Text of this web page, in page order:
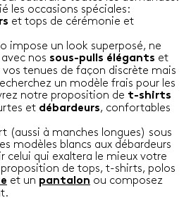
les occasions spéciales:
et tops de cérémonie et
impose un look superposé, ne
nos sous-pulls élégants et
tenues de façon discrète mais
un modèle frais pour les
notre proposition de t-shirts
et débardeurs, confortables
(aussi à manches longues) sous
modèles blancs aux débardeurs
celui qui exaltera le mieux votre
proposition de tops, t-shirts, polos
et un pantalon ou composez